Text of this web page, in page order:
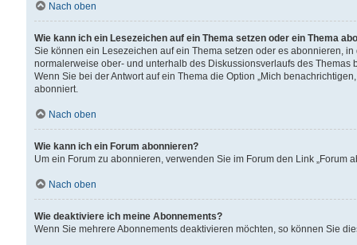
Nach oben
Wie kann ich ein Lesezeichen auf ein Thema setzen oder ein Thema
Sie können ein Lesezeichen auf ein Thema setzen oder es abonnieren,
normalerweise ober- und unterhalb des Diskussionsverlaufs des Themas
Wenn Sie bei der Antwort auf ein Thema die Option „Mich
abonniert.
Nach oben
Wie kann ich ein Forum abonnieren?
Um ein Forum zu abonnieren, verwenden Sie im Forum den Link „Forum
Nach oben
Wie deaktiviere ich meine Abonnements?
Wenn Sie mehrere Abonnements deaktivieren möchten, so können Sie